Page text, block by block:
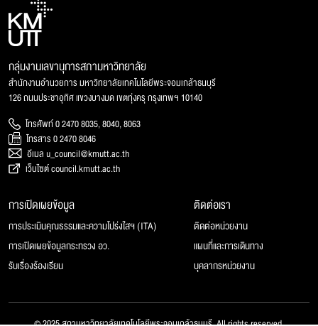
กลุ่มงานเลขานุการสภามหาวิทยาลัย
สำนักงานอำนวยการ มหาวิทยาลัยเทคโนโลยีพระจอมเกล้าธนบุรี
126 ถนนประชาอุทิศ แขวงบางมด เขตทุ่งครุ กรุงเทพฯ 10140
โทรศัพท์ 0 2470 8035, 8040, 8063
โทรสาร 0 2470 8046
อีเมล u_council@kmutt.ac.th
เว็บไซต์ council.kmutt.ac.th
การเปิดเผยข้อมูล
การประเมินคุณธรรมและความโปร่งใสฯ (ITA)
การเปิดเผยข้อมูลกระทรวง อว.
รับเรื่องร้องเรียน
ติดต่อเรา
ติดต่อหน่วยงาน
แผนที่และการเดินทาง
บุคลากรหน่วยงาน